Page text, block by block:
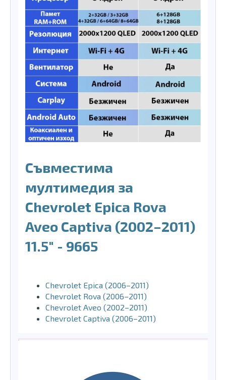
Съвместима
мултимедия за
Chevrolet Epica Rova
Aveo Captiva (2002–2011)
11.5″ - 9665
Chevrolet Epica (2006–2011)
Chevrolet Rova (2006–2011)
Chevrolet Aveo (2002–2011)
Chevrolet Captiva (2006–2011)